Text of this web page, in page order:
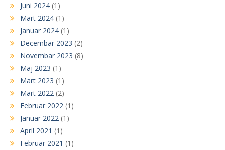
Juni 2024 (1)
Mart 2024 (1)
Januar 2024 (1)
Decembar 2023 (2)
Novembar 2023 (8)
Maj 2023 (1)
Mart 2023 (1)
Mart 2022 (2)
Februar 2022 (1)
Januar 2022 (1)
April 2021 (1)
Februar 2021 (1)